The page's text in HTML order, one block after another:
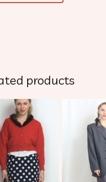
products